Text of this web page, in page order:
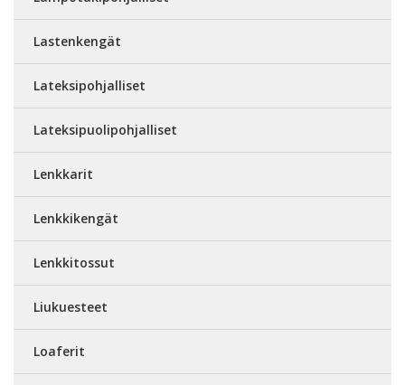
Lastenkengät
Lateksipohjalliset
Lateksipuolipohjalliset
Lenkkarit
Lenkkikengät
Lenkkitossut
Liukuesteet
Loaferit